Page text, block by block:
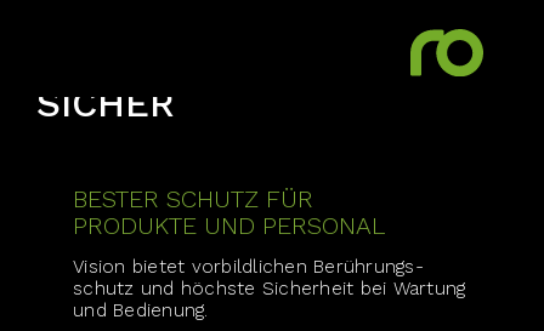
SICHER
BESTER SCHUTZ FÜR
PRODUKTE UND PERSONAL
Vision bietet vorbild­lichen Berührungs­
schutz und höchste Sicherheit bei Wartung
und Bedienung.